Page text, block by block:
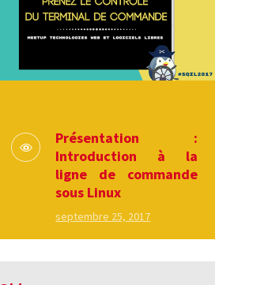
Présentation :
Introduction à la
ligne de commande
sous Linux
septembre 25, 2017